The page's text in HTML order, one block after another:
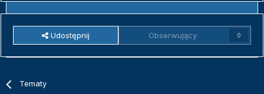
Udostępnij Obserwujący 0
Tematy